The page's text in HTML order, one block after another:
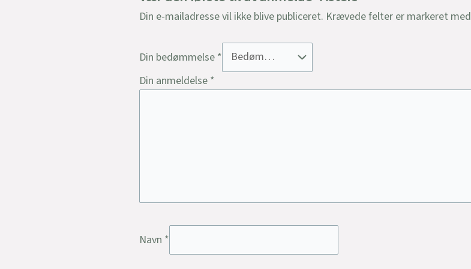
Din e-mailadresse vil ikke blive publiceret. Krævede felter er markeret med
Din bedømmelse *
Din anmeldelse *
Navn *